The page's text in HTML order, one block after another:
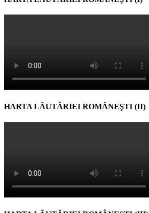
HARTA LĂUTĂRIEI ROMÂNEŞTI (II)